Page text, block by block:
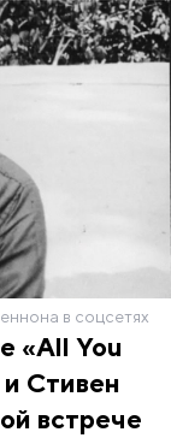
в соцсетях
«All You
Стивен
встрече